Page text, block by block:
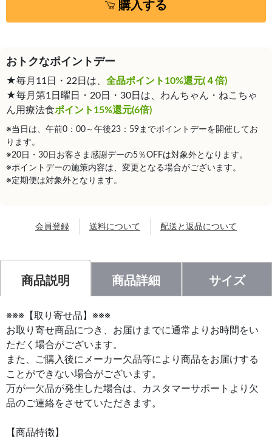
購入する
おトクなポイントデー
★毎月11日・22日は、 全品ポイント10%還元(４倍)
★毎月第1日曜日・20日・30日は、わんちゃん・ねこちゃ
ん用療法食ポイント15%還元(6倍)
※当日は、午前0：00～午後23：59までポイントデーを開催してお
ります。
※20日・30日お客さま感謝デーの5％OFFは対象外となります。
※ポイントデーの施策内容は、変更となる場合がございます。
※定期便は対象外となります。
会員登録 送料について 配送と返品について
商品説明 商品詳細 サイズ
※※※【取り寄せ品】※※※
お取り寄せ商品につき、お届けまでに通常よりお時間をい
ただく場合がございます。
また、ご購入後にメーカー欠品等により商品をお届けする
ことができない場合がございます。
万が一欠品が発生した場合は、カスタマーサポートより欠
品のご連絡をさせていただきます。
【商品特徴】